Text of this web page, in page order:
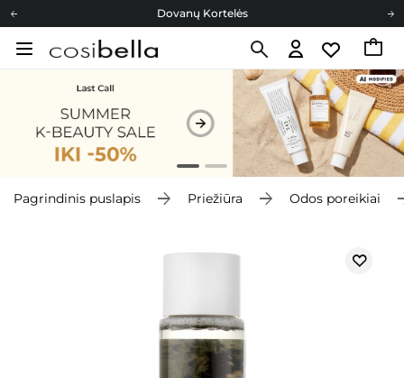
Dovanų Kortelės
Cosibella lojalumo programa
Dovanų Kortelės
Pagrindinis puslapis Priežiūra Odos poreikiai